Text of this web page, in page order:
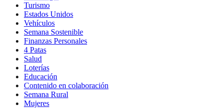
Turismo
Estados Unidos
Vehículos
Semana Sostenible
Finanzas Personales
4 Patas
Salud
Loterías
Educación
Contenido en colaboración
Semana Rural
Mujeres